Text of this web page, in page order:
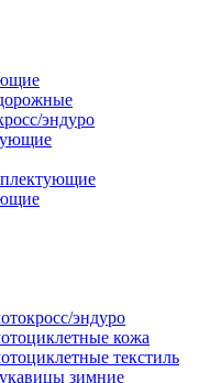
эндуро
эндуро
кожа
текстиль
зимние